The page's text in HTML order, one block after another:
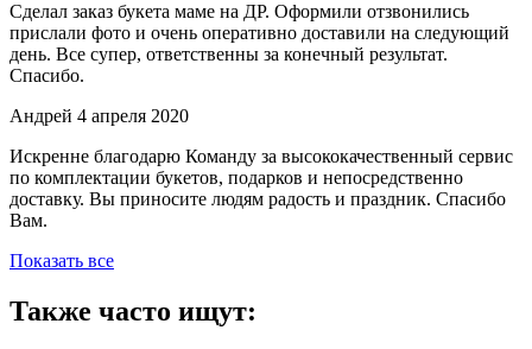
Сделал заказ букета маме на ДР. Оформили отзвонились
прислали фото и очень оперативно доставили на следующий
день. Все супер, ответственны за конечный результат.
Спасибо.
Андрей 4 апреля 2020
Искренне благодарю Команду за высококачественный сервис
по комплектации букетов, подарков и непосредственно
доставку. Вы приносите людям радость и праздник. Спасибо
Вам.
Показать все
Также часто ищут: